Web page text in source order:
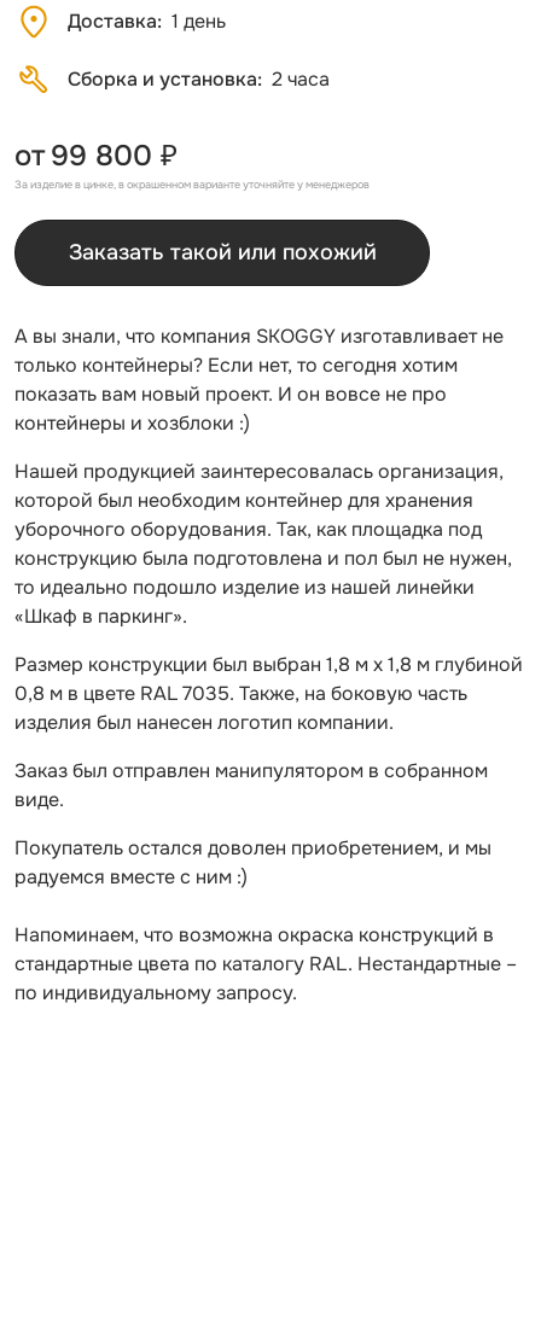
Доставка 1 день
Сборка и установка 2 часа
от 99 800 ₽
За изделие в цинке, в окрашенном варианте уточняйте у менеджеров
Заказать такой или похожий
А вы знали, что компания SKOGGY изготавливает не
только контейнеры? Если нет, то сегодня хотим
показать вам новый проект. И он вовсе не про
контейнеры и хозблоки :)
Нашей продукцией заинтересовалась организация,
которой был необходим контейнер для хранения
уборочного оборудования. Так, как площадка под
конструкцию была подготовлена и пол был не нужен,
то идеально подошло изделие из нашей линейки
«Шкаф в паркинг».
Размер конструкции был выбран 1,8 м х 1,8 м глубиной
0,8 м в цвете RAL 7035. Также, на боковую часть
изделия был нанесен логотип компании.
Заказ был отправлен манипулятором в собранном
виде.
Покупатель остался доволен приобретением, и мы
радуемся вместе с ним :)
Напоминаем, что возможна окраска конструкций в
стандартные цвета по каталогу RAL. Нестандартные –
по индивидуальному запросу.